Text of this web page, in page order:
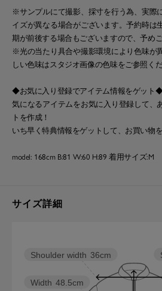
※サンプルにて撮影、採寸を行う為、実際
イズが異なる場合がございます。予約時は
期が前後する場合もございますので、予めご
※光の当たり具合や撮影環境により色味が
しい色味はスタジオ画像の色味をご参照くだ
◆お気に入り登録でアイテム情報をゲット
気になるアイテムをお気に入り登録して、
トを作成！
いち早く特典情報をゲットして、お買い物
model: 168cm B:81 W:60 H:89 着用サイズ:M
サイズ詳細
Width 48.5cm
Shoulder width 36cm